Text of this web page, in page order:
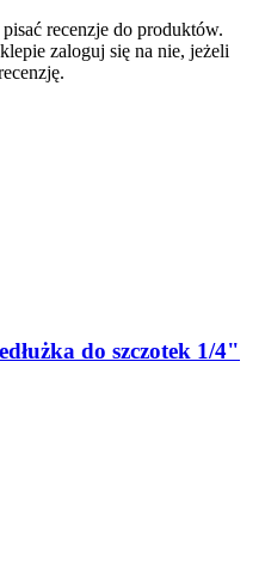
recenzje do produktów.
zaloguj się na nie, jeżeli
do szczotek 1/4"